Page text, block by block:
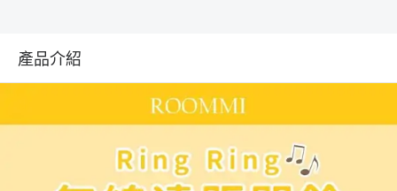
產品介紹